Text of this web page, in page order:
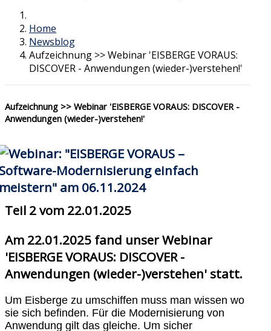
Home
Newsblog
Aufzeichnung >> Webinar 'EISBERGE VORAUS:
DISCOVER - Anwendungen (wieder-)verstehen!'
Aufzeichnung >> Webinar 'EISBERGE VORAUS: DISCOVER -
Anwendungen (wieder-)verstehen!'
Teil 2 vom 22.01.2025
Am 22.01.2025 fand unser Webinar
'EISBERGE VORAUS: DISCOVER -
Anwendungen (wieder-)verstehen' statt.
Um Eisberge zu umschiffen muss man wissen wo
sie sich befinden. Für die Modernisierung von
Anwendung gilt das gleiche. Um sicher